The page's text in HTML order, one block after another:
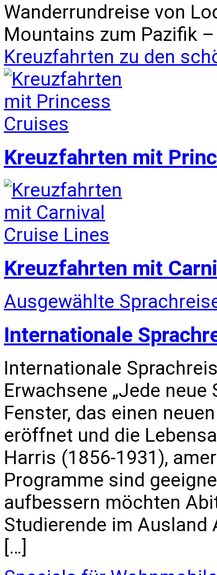
Wanderrundreise von
Mountains zum Pazifik
Kreuzfahrten zu den
Kreuzfahrten mit
Kreuzfahrten mit
Ausgewählte
Internationale
Internationale
Erwachsene „Jede
Fenster, das einen
eröffnet und die
Harris (1856-1931),
Programme sind
aufbessern möchten
Studierende im
[…]